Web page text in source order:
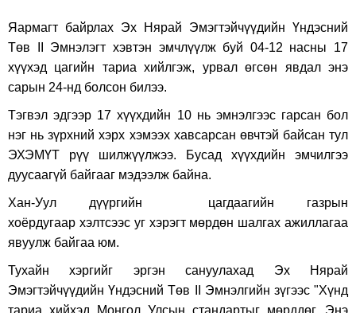
Яармагт байрлах Эх Нярай Эмэгтэйчүүдийн Үндэсний
Төв II Эмнэлэгт хэвтэн эмчлүүлж буй 04-12 насны 17
хүүхэд цагийн тариа хийлгэж, урвал өгсөн явдал энэ
сарын 24-нд болсон билээ.
Тэгвэл эдгээр 17 хүүхдийн 10 нь эмнэлгээс гарсан бол
нэг нь зүрхний хэрх хэмээх хавсарсан өвчтэй байсан тул
ЭХЭМҮТ рүү шилжүүлжээ. Бусад хүүхдийн эмчилгээ
дуусаагүй байгааг мэдээлж байна.
Хан-Уул дүүргийн цагдаагийн газрын
хоёрдугаар хэлтсээс уг хэрэгт мөрдөн шалгах ажиллагаа
явуулж байгаа юм.
Тухайн хэргийг эргэн сануулахад Эх Нярай
Эмэгтэйчүүдийн Үндэсний Төв II Эмнэлгийн зүгээс "Хүнд
тариа хийхэд Монгол Улсын стандартыг мөрддөг. Энэ